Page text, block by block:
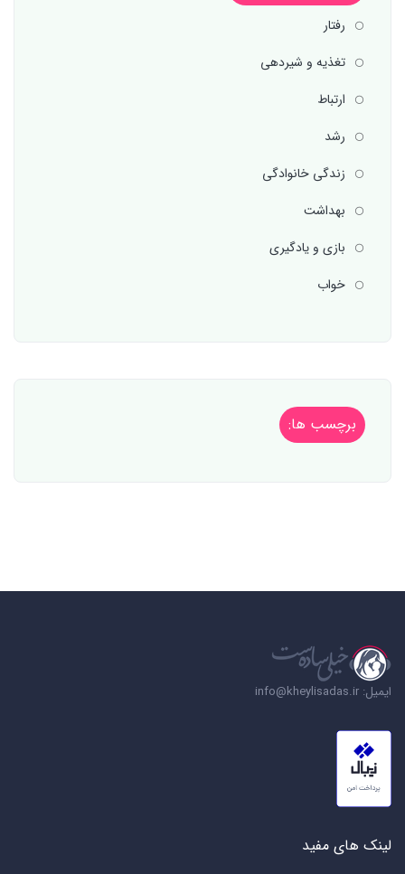
رفتار
تغذیه و شیردهی
ارتباط
رشد
زندگی خانوادگی
بهداشت
بازی و یادگیری
خواب
برچسب ها:
ایمیل: info@kheylisadas.ir
لینک های مفید